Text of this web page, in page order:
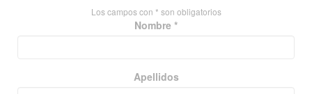
Los campos con * son obligatorios
Nombre *
Apellidos